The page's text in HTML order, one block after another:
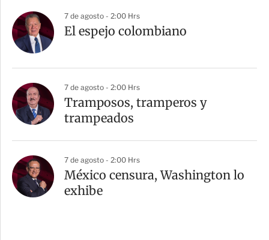
7 de agosto - 2:00 Hrs
El espejo colombiano
7 de agosto - 2:00 Hrs
Tramposos, tramperos y
trampeados
7 de agosto - 2:00 Hrs
México censura, Washington lo
exhibe